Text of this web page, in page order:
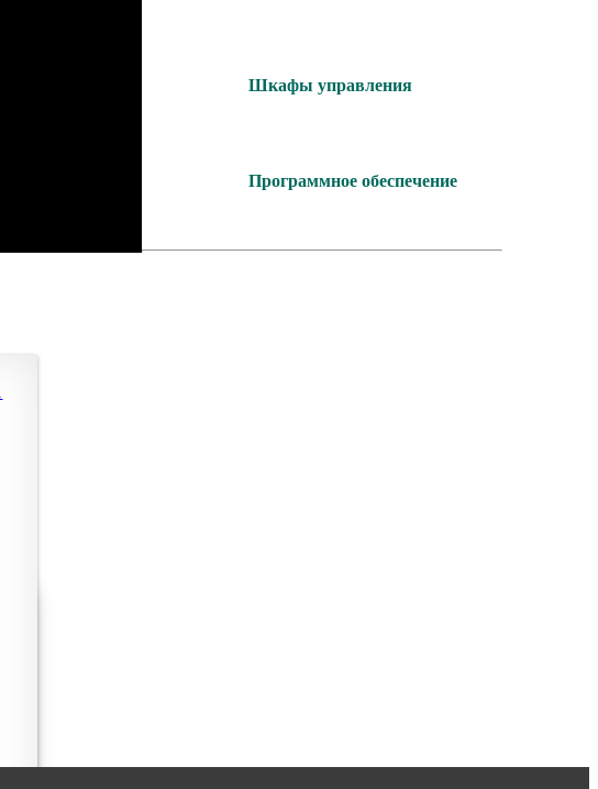
Шкафы управления
Программное обеспечение